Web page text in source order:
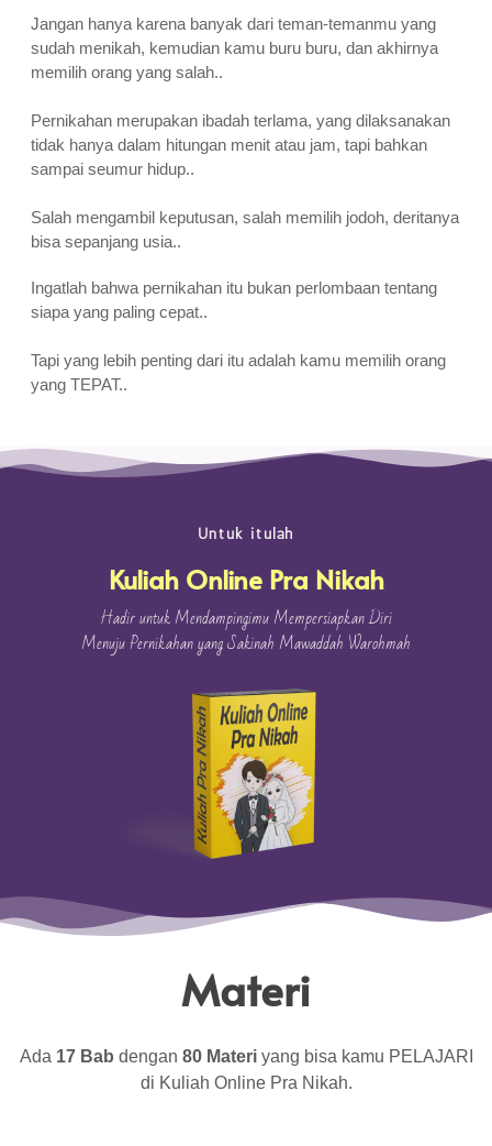
Jangan hanya karena banyak dari teman-temanmu yang
sudah menikah, kemudian kamu buru buru, dan akhirnya
memilih orang yang salah..
Pernikahan merupakan ibadah terlama, yang dilaksanakan
tidak hanya dalam hitungan menit atau jam, tapi bahkan
sampai seumur hidup..
Salah mengambil keputusan, salah memilih jodoh, deritanya
bisa sepanjang usia..
Ingatlah bahwa pernikahan itu bukan perlombaan tentang
siapa yang paling cepat..
Tapi yang lebih penting dari itu adalah kamu memilih orang
yang TEPAT..
Untuk itulah
Kuliah Online Pra Nikah
Hadir untuk Mendampingimu Mempersiapkan Diri
Menuju Pernikahan yang Sakinah Mawaddah Warohmah
Materi
Ada 17 Bab dengan 80 Materiyang bisa kamu PELAJARI
di Kuliah Online Pra Nikah.